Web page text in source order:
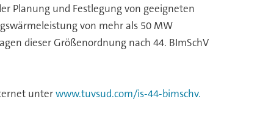
Planung und Festlegung von geeigneten
von mehr als 50 MW
dieser Größenordnung nach 44. BImSchV
unterwww.tuvsud.com/is-44-bimschv.